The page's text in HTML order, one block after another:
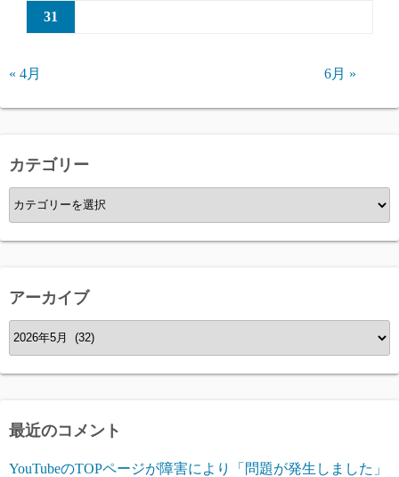
31
« 4月 6月 »
カテゴリー
カ
テ
ゴ
ー
アーカイブ
ア
ー
カ
ブ
最近のコメント
YouTubeのTOPページが障害により「問題が発生しました」